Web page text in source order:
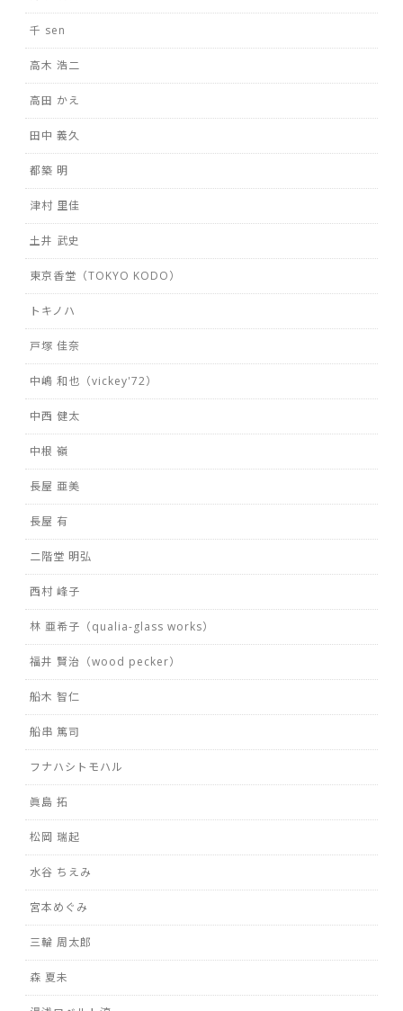
千 sen
高木 浩二
高田 かえ
田中 義久
都築 明
津村 里佳
土井 武史
東京香堂（TOKYO KODO）
トキノハ
戸塚 佳奈
中嶋 和也（vickey'72）
中西 健太
中根 嶺
長屋 亜美
長屋 有
二階堂 明弘
西村 峰子
林 亜希子（qualia-glass works）
福井 賢治（wood pecker）
船木 智仁
船串 篤司
フナハシトモハル
眞島 拓
松岡 瑞起
水谷 ちえみ
宮本めぐみ
三輪 周太郎
森 夏未